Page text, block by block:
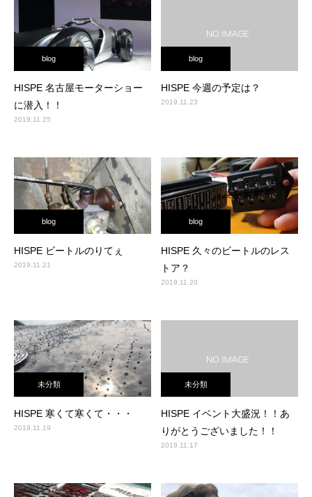
blog
HISPE 名古屋モーターショー
に潜入！！
2019.11.25
blog
HISPE 今週の予定は？
2019.11.23
blog
HISPE ビートルのりてぇ
2019.11.21
blog
HISPE 久々のビートルのレス
トア？
2019.11.20
未分類
HISPE 寒くて寒くて・・・
2019.11.19
未分類
HISPE イベント大盛況！！あ
りがとうございました！！
2019.11.17